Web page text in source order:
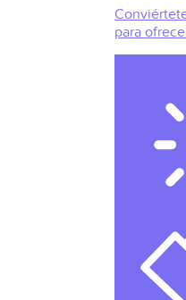
para